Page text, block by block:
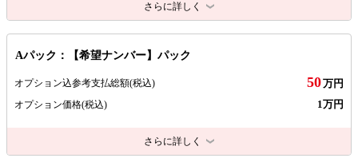
さらに詳しく
Aパック：【希望ナンバー】パック
オプション込参考支払総額(税込) 50万円
オプション価格(税込) 1万円
さらに詳しく